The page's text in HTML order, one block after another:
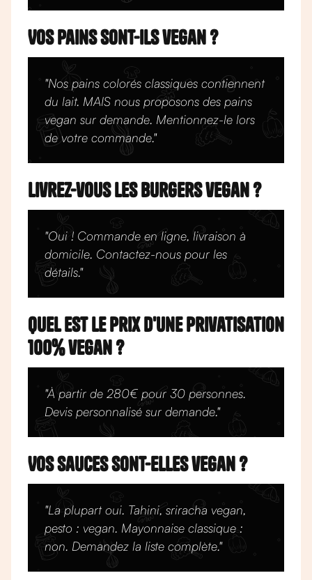
Vos pains sont-ils vegan ?
"Nos pains colorés classiques contiennent
du lait. MAIS nous proposons des pains
vegan sur demande. Mentionnez-le lors
de votre commande."
Livrez-vous les burgers vegan ?
"Oui ! Commande en ligne, livraison à
domicile. Contactez-nous pour les
détails."
Quel est le prix d'une privatisation
100% vegan ?
"À partir de 280€ pour 30 personnes.
Devis personnalisé sur demande."
Vos sauces sont-elles vegan ?
"La plupart oui. Tahini, sriracha vegan,
pesto : vegan. Mayonnaise classique :
non. Demandez la liste complète."